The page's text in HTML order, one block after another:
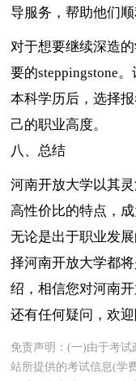
导服务，帮助他们
对于想要继续深造
要的steppingstone
本科学历后，选择
己的职业高度。
八、总结
河南开放大学以其
高性价比的特点，
无论是出于职业发
择河南开放大学都
绍，相信您对河南
还有任何疑问，欢
免责声明：(一)由于考试
站所提供的考试信息(学